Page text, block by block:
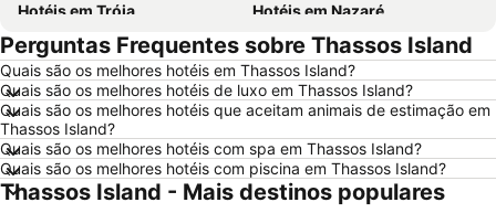
Hotéis em Tróia
Hotéis em Nazaré
Hotéis em Évora
Hotéis em Peniche
Hotéis em Porto Santo
Hotéis em Isla Canela
Hotéis em Sangenjo
Hotéis em Vila Nova de Milfontes
Hotéis em Vilamoura
Hotéis em Vigo
Hotéis em Roma
Hotéis em Centro de Portugal
Hotéis em Sul de Espanha
Hotéis em Málaga
Perguntas Frequentes sobre Thassos Island
Quais são os melhores hotéis em Thassos Island?
Quais são os melhores hotéis de luxo em Thassos Island?
Quais são os melhores hotéis que aceitam animais de estimação em
Thassos Island?
Quais são os melhores hotéis com spa em Thassos Island?
Quais são os melhores hotéis com piscina em Thassos Island?
Thassos Island - Mais destinos populares